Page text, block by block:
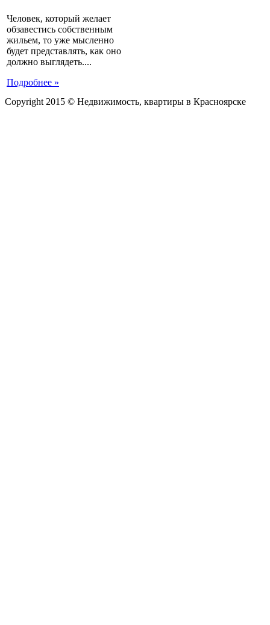
Человек, который желает
обзавестись собственным
жильем, то уже мысленно
будет представлять, как оно
должно выглядеть....
Подробнее »
Copyright 2015 © Недвижимость, квартиры в Красноярске